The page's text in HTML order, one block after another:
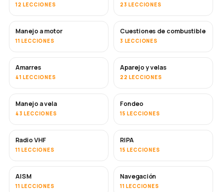
12 LECCIONES 23 LECCIONES
Manejo a motor
11 LECCIONES
Cuestiones de combustible
3 LECCIONES
Amarres
41 LECCIONES
Aparejo y velas
22 LECCIONES
Manejo a vela
43 LECCIONES
Fondeo
15 LECCIONES
Radio VHF
11 LECCIONES
RIPA
15 LECCIONES
AISM
11 LECCIONES
Navegación
11 LECCIONES